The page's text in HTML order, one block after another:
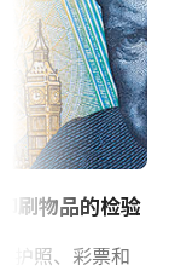
刷物品的检验
护照、彩票和